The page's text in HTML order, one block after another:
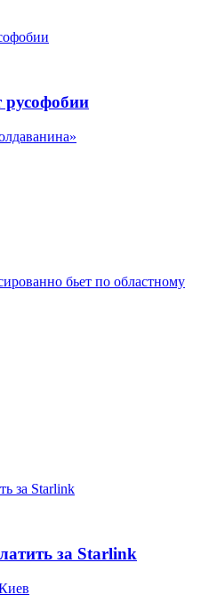
русофобии
бьет по областному
за Starlink